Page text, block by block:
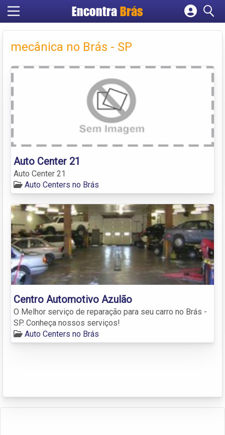
Encontra Brás
Cadastrar empresa
Criar conta
mecânica no Brás - SP
Auto Center 21
Auto Center 21
Auto Centers no Brás
Centro Automotivo Azulão
O Melhor serviço de reparação para seu carro no Brás -
SP. Conheça nossos serviços!
Auto Centers no Brás